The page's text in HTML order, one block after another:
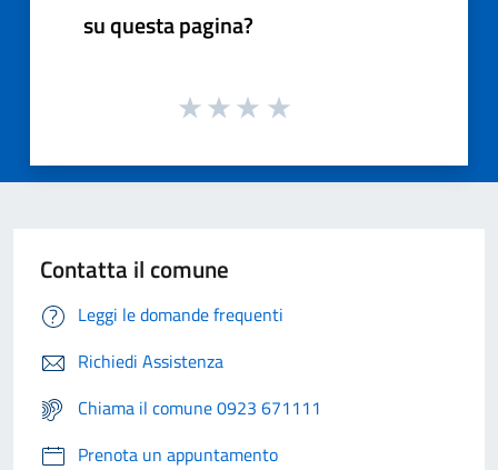
su questa pagina?
Contatta il comune
Leggi le domande frequenti
Richiedi Assistenza
Chiama il comune 0923 671111
Prenota un appuntamento